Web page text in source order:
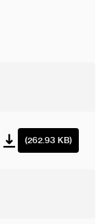
(262.93 KB)